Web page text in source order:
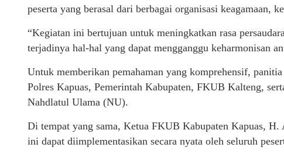
peserta yang berasal dari berbagai organisasi keagamaan,
“Kegiatan ini bertujuan untuk meningkatkan rasa
terjadinya hal-hal yang dapat mengganggu keharmonisan
Untuk memberikan pemahaman yang komprehensif,
Polres Kapuas, Pemerintah Kabupaten, FKUB Kalteng,
Nahdlatul Ulama (NU).
Di tempat yang sama, Ketua FKUB Kabupaten Kapuas, H.
ini dapat diimplementasikan secara nyata oleh seluruh